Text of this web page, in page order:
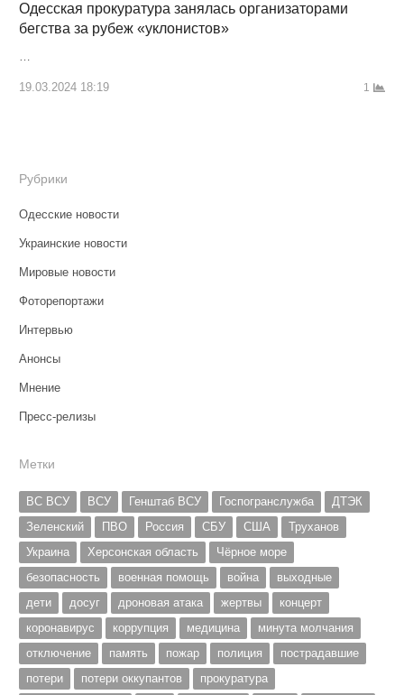
Одесская прокуратура занялась организаторами
бегства за рубеж «уклонистов»
…
19.03.2024 18:19 1
Рубрики
Одесские новости
Украинские новости
Мировые новости
Фоторепортажи
Интервью
Анонсы
Мнение
Пресс-релизы
Метки
ВС ВСУ ВСУ Генштаб ВСУ Госпогранслужба
ДТЭК
Зеленский
ПВО Россия СБУ США
Труханов
Украина
Херсонская область
Чёрное море
безопасность
военная помощь война
выходные
дети
досуг дроновая атака жертвы
концерт
коронавирус
коррупция медицина
минута молчания
отключение
память пожар полиция
пострадавшие
потери
потери оккупантов
прокуратура